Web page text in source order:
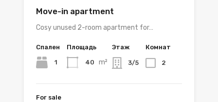
Move-in apartment
Cosy unused 2-room apartment for…
Спален
1
Площадь
40 m²
Этаж
3/5
Комнат
2
For sale